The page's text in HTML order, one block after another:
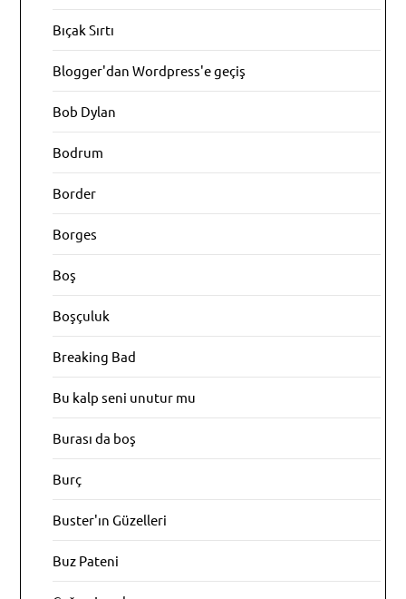
Bıçak Sırtı
Blogger'dan Wordpress'e geçiş
Bob Dylan
Bodrum
Border
Borges
Boş
Boşçuluk
Breaking Bad
Bu kalp seni unutur mu
Burası da boş
Burç
Buster'ın Güzelleri
Buz Pateni